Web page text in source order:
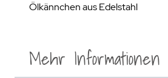
Ölkännchen aus Edelstahl
Mehr Informationen